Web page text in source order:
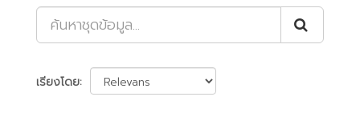
เรียงโดย